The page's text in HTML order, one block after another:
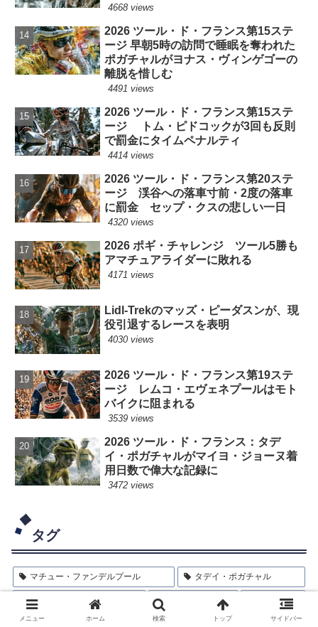
4668 views
2026 ツール・ド・フランス第15ステ
ージ 早朝5時の訪問で睡眠を奪われた
ポガチャルがヨナス・ヴィンゲゴーの
離脱を惜しむ
4491 views
2026 ツール・ド・フランス第15ステ
ージ トム・ピドコックが3回も反則
で罰金にタイムペナルティ
4414 views
2026 ツール・ド・フランス第20ステ
ージ 渓谷への落車寸前・2度の落車
に罰金 セップ・クスの悲しい一日
4320 views
2026 ポギ・チャレンジ ツール5勝も
アマチュアライダーに敗れる
4171 views
Lidl-Trekのマッズ・ピーダスンが、現
役引退するレースを表明
4030 views
2026 ツール・ド・フランス第19ステ
ージ レムコ・エヴェネプールはモト
バイクに阻まれる
3539 views
2026 ツール・ド・フランス：タデ
イ・ポガチャルがマイヨ・ジョーヌ着
用日数で偉大な記録に
3472 views
タグ
マチュー・ファンデルプール タデイ・ポガチャル
ワウト・ファンアールト レムコ
フルーム エガン・ベルナル
メニュー ホーム 検索 トップ サイドバー